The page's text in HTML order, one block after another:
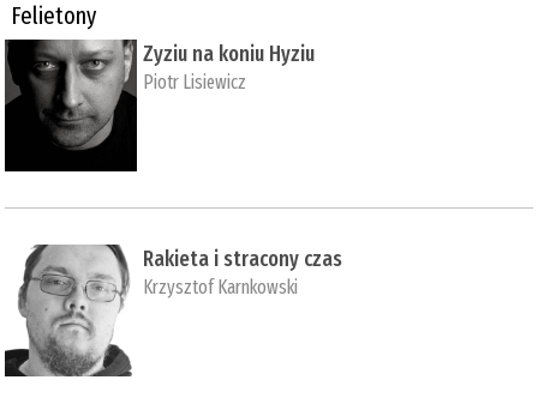
Felietony
Zyziu na koniu Hyziu
Piotr Lisiewicz
Rakieta i stracony czas
Krzysztof Karnkowski